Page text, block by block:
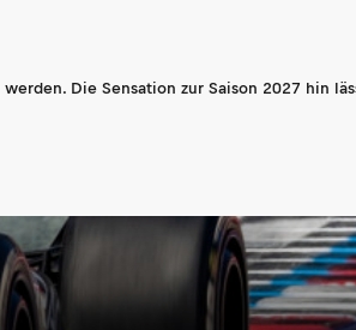
Die Sensation zur Saison 2027 hin